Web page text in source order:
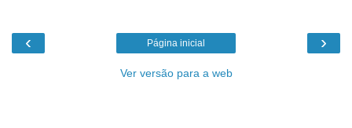
‹ ›
Página inicial
Ver versão para a web